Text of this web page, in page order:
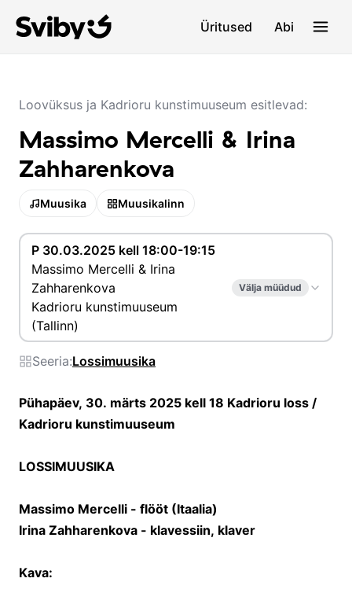
Üritused Abi
Loovüksus ja Kadrioru kunstimuuseum esitlevad:
Massimo Mercelli & Irina
Zahharenkova
Muusika Muusikalinn
P 30.03.2025 kell 18:00-19:15
Massimo Mercelli & Irina
Zahharenkova
Kadrioru kunstimuuseum
(Tallinn)
Välja müüdud
Seeria:Lossimuusika
Pühapäev, 30. märts 2025 kell 18 Kadrioru loss /
Kadrioru kunstimuuseum
LOSSIMUUSIKA
Massimo Mercelli - flööt (Itaalia)
Irina Zahharenkova - klavessiin, klaver
Kava: